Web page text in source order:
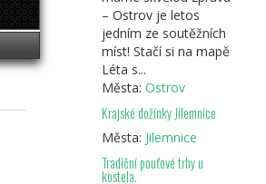
– Ostrov je letos
jedním ze soutěžních
míst! Stačí si na mapě
Léta s...
Města: Ostrov
Krajské dožínky Jilemnice
Města: Jilemnice
Tradiční pouťové trhy u
kostela.